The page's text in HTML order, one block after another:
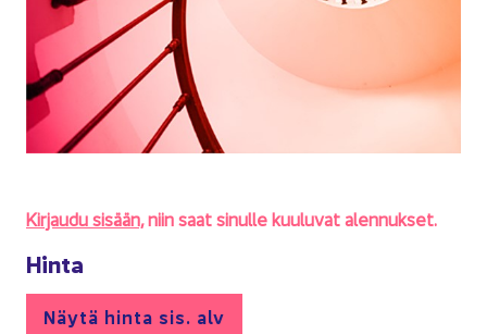
Kir­jau­du si­sään,niin saat si­nul­le kuu­lu­vat alen­nuk­set.
Hinta
Näytä hinta sis. alv